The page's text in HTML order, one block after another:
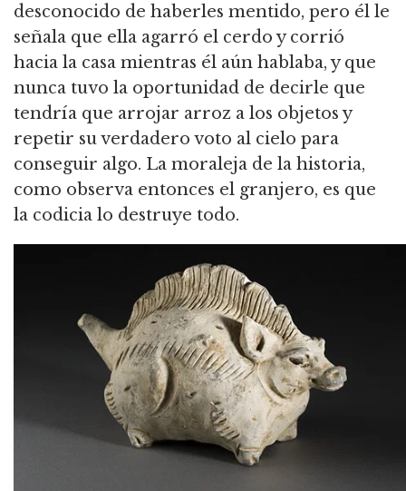
desconocido de haberles mentido, pero él le
señala que ella agarró el cerdo y corrió
hacia la casa mientras él aún hablaba,y que
nunca tuvo la oportunidad de decirle que
tendría que arrojar arroz a los objetos y
repetir su verdadero voto al cielo para
conseguir algo. La moraleja de la historia,
como observa entonces el granjero, es que
la codicia lo destruye todo.